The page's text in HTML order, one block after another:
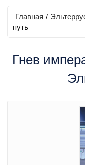
Главная /
путь
Гнев